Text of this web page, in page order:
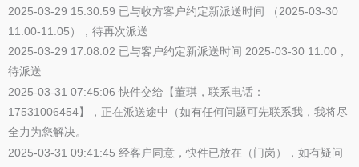
2025-03-29 15:30:59 已与收方客户约定新派送时间 （2025-03-30
11:00-11:05），待再次派送
2025-03-29 17:08:02 已与客户约定新派送时间 2025-03-30 11:00，
待派送
2025-03-31 07:45:06 快件交给【董琪，联系电话：
17531006454】，正在派送途中（如有任何问题可先联系我，我将尽
全力为您解决。
2025-03-31 09:41:45 经客户同意，快件已放在（门岗），如有疑问